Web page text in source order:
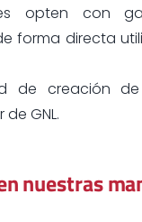
opten con
forma directa
de creación
GNL.
nuestras